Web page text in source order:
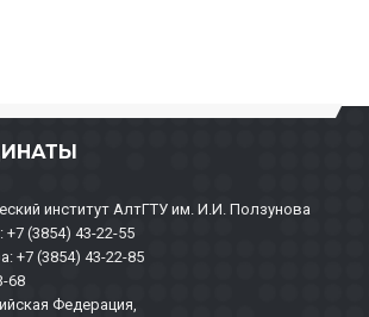
институт АлтГТУ им. И.И. Ползунова
(3854) 43-22-55
+7 (3854) 43-22-85
68
Федерация,